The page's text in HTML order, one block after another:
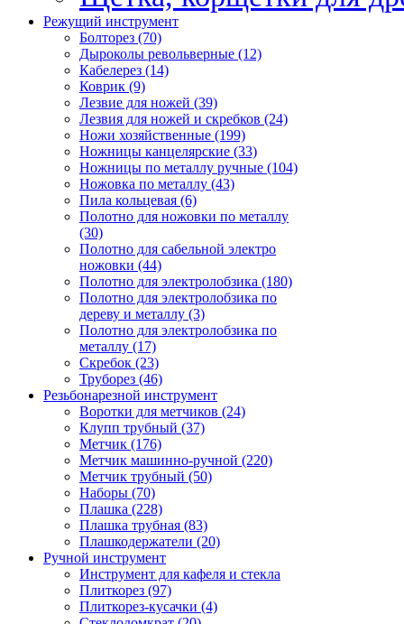
Режущий инструмент
Болторез (70)
Дыроколы револьверные (12)
Кабелерез (14)
Коврик (9)
Лезвие для ножей (39)
Лезвия для ножей и скребков (24)
Ножи хозяйственные (199)
Ножницы канцелярские (33)
Ножницы по металлу ручные (104)
Ножовка по металлу (43)
Пила кольцевая (6)
Полотно для ножовки по металлу
(30)
Полотно для сабельной электро
ножовки (44)
Полотно для электролобзика (180)
Полотно для электролобзика по
дереву и металлу (3)
Полотно для электролобзика по
металлу (17)
Скребок (23)
Труборез (46)
Резьбонарезной инструмент
Воротки для метчиков (24)
Клупп трубный (37)
Метчик (176)
Метчик машинно-ручной (220)
Метчик трубный (50)
Наборы (70)
Плашка (228)
Плашка трубная (83)
Плашкодержатели (20)
Ручной инструмент
Инструмент для кафеля и стекла
Плиткорез (97)
Плиткорез-кусачки (4)